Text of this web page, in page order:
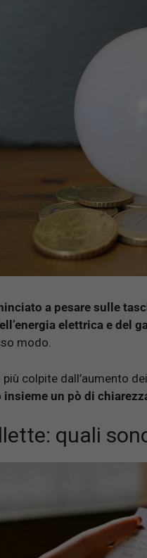
a pesare sulle
elettrica e del
modo.
colpite dall’aumento
un pò di
quali